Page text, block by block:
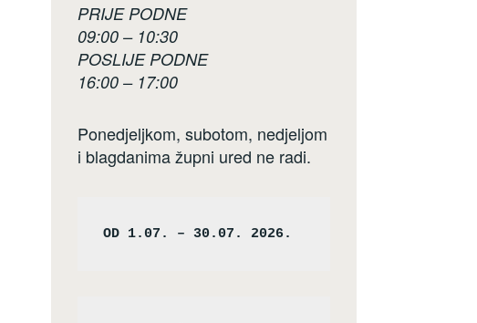
PRIJE PODNE
09:00 – 10:30
POSLIJE PODNE
16:00 – 17:00
Ponedjeljkom, subotom, nedjeljom
i blagdanima župni ured ne radi.
OD 1.07. – 30.07. 2026.